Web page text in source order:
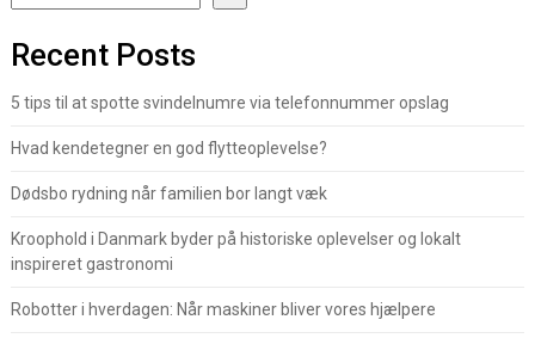
Recent Posts
5 tips til at spotte svindelnumre via telefonnummer opslag
Hvad kendetegner en god flytteoplevelse?
Dødsbo rydning når familien bor langt væk
Kroophold i Danmark byder på historiske oplevelser og lokalt
inspireret gastronomi
Robotter i hverdagen: Når maskiner bliver vores hjælpere